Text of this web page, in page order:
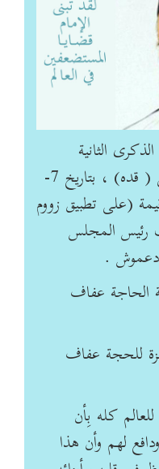
الثانية
والثلاثين لرحيل الإمام الخميني ( قده) ، بتاريخ 7-
قيمة (على تطبيق زووم
المجلس
دعموش .
الحاجة عفاف
للحجة عفاف
كله بِأن
لهم وأن هذا